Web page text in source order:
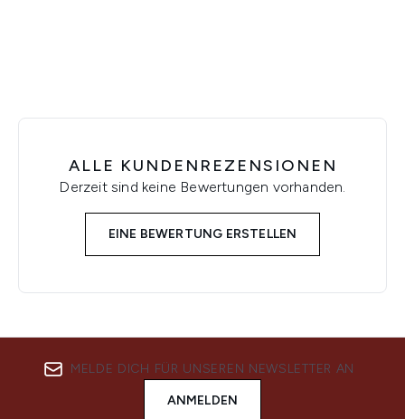
ALLE KUNDENREZENSIONEN
Derzeit sind keine Bewertungen vorhanden.
EINE BEWERTUNG ERSTELLEN
MELDE DICH FÜR UNSEREN NEWSLETTER AN
ANMELDEN